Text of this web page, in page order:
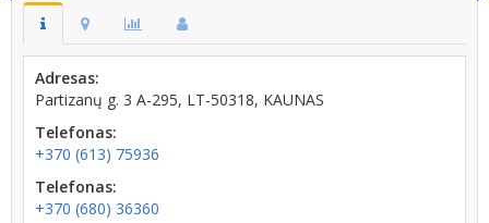
Adresas:
Partizanų g. 3 A-295, LT-50318, KAUNAS
Telefonas:
+370 (613) 75936
Telefonas:
+370 (680) 36360